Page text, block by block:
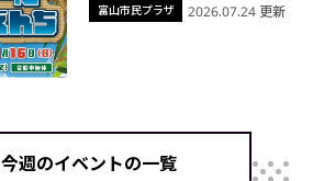
富山市民プラザ 2026.07.24 更新
今週のイベントの一覧